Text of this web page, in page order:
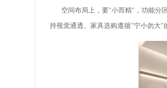
空间布局上，要"小而精"，功能分区
持视觉通透。家具选购遵循"宁小勿大"